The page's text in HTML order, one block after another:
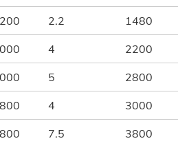
2.2 1480
4 2200
5 2800
4 3000
7.5 3800